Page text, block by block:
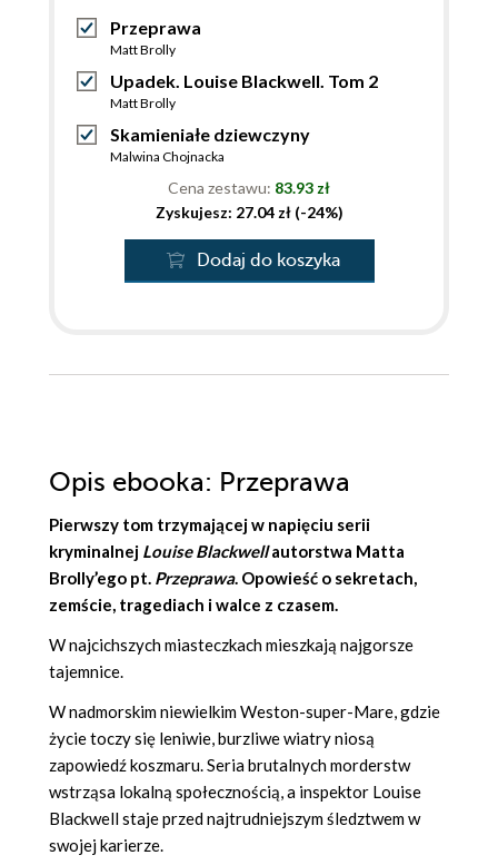
Przeprawa
Matt Brolly
Upadek. Louise Blackwell. Tom 2
Matt Brolly
Skamieniałe dziewczyny
Malwina Chojnacka
Cena zestawu: 83.93 zł
Zyskujesz: 27.04 zł (-24%)
Dodaj do koszyka
Opis ebooka: Przeprawa
Pierwszy tom trzymającej w napięciu serii
kryminalnej Louise Blackwell autorstwa Matta
Brolly’ego pt. Przeprawa. Opowieść o sekretach,
zemście, tragediach i walce z czasem.
W najcichszych miasteczkach mieszkają najgorsze
tajemnice.
W nadmorskim niewielkim Weston-super-Mare, gdzie
życie toczy się leniwie, burzliwe wiatry niosą
zapowiedź koszmaru. Seria brutalnych morderstw
wstrząsa lokalną społecznością, a inspektor Louise
Blackwell staje przed najtrudniejszym śledztwem w
swojej karierze.